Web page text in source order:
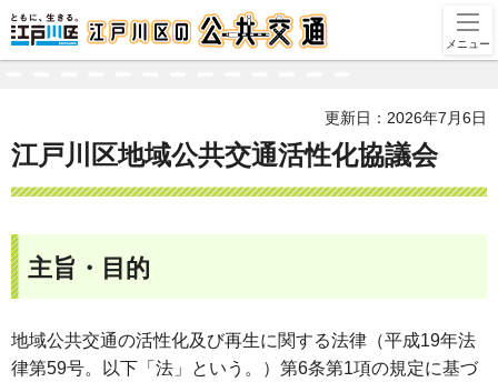
江戸川区
メニュー
更新日：2026年7月6日
江戸川区地域公共交通活性化協議会
主旨・目的
地域公共交通の活性化及び再生に関する法律（平成19年法
律第59号。以下「法」という。）第6条第1項の規定に基づ